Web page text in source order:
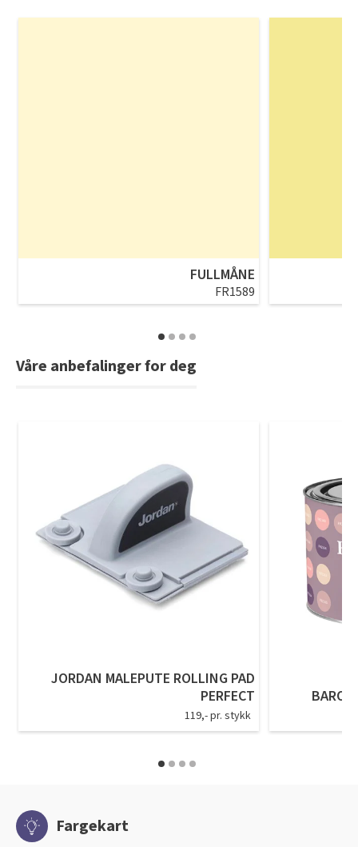
FULLMÅNE
FR1589
Våre anbefalinger for deg
JORDAN MALEPUTE ROLLING PAD
PERFECT
119,- pr. stykk
Fargekart